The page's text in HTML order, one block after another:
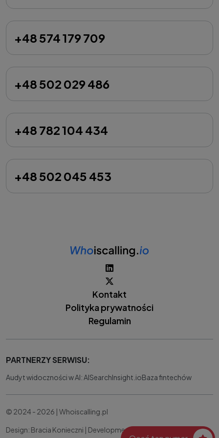
+48 574 179 709
+48 502 029 486
+48 782 104 434
+48 502 045 453
Kontakt
Polityka prywatności
Regulamin
PARTNERZY SERWISU:
Audyt widoczności w AI: AISearchInsight.ioBaza fintechów
© 2024 - 2026 | Whoiscalling.pl
Design: Bracia Konieczni | Development: